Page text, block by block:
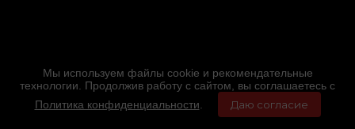
Мы используем файлы cookie и рекомендательные
технологии. Продолжив работу с сайтом, вы соглашаетесь с
Политика конфиденциальности
Даю согласие